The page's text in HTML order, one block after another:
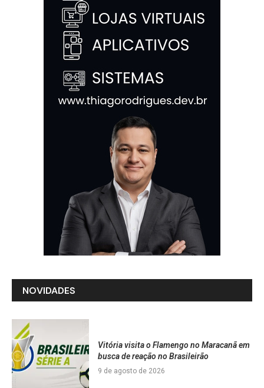
NOVIDADES
Vitória visita o Flamengo no Maracanã em
busca de reação no Brasileirão
9 de agosto de 2026